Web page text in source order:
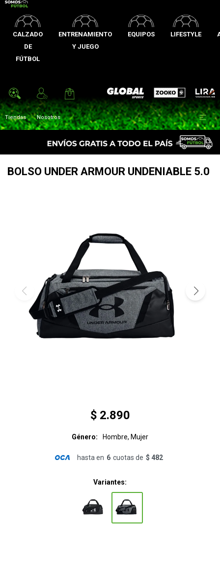
CALZADO
DE
FÚTBOL
ENTRENAMIENTO
Y JUEGO
EQUIPOS LIFESTYLE
Global Sports Zooko Lira
Tiendas Nosotros 
BOLSO UNDER ARMOUR UNDENIABLE 5.0
$ 2.890
Género Hombre, Mujer
hasta en 6 cuotas de $ 482
Variantes: